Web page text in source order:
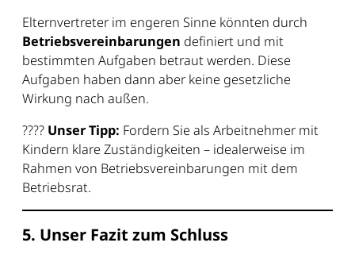
Elternvertreter im engeren Sinne könnten durch
Betriebsvereinbarungen definiert und mit
bestimmten Aufgaben betraut werden. Diese
Aufgaben haben dann aber keine gesetzliche
Wirkung nach außen.
???? Unser Tipp: Fordern Sie als Arbeitnehmer mit
Kindern klare Zuständigkeiten – idealerweise im
Rahmen von Betriebsvereinbarungen mit dem
Betriebsrat.
5. Unser Fazit zum Schluss